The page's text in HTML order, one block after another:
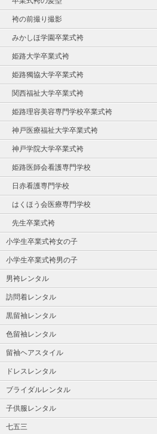
袴の前撮り撮影
みかしほ学園卒業式袴
姫路大学卒業式袴
姫路獨協大学卒業式袴
関西福祉大学卒業式袴
姫路理容美容専門学校卒業式袴
神戸医療福祉大学卒業式袴
神戸学院大学卒業式袴
姫路医師会看護専門学校
日赤看護専門学校
はくほう会医療専門学校
先生卒業式袴
小学生卒業式袴女の子
小学生卒業式袴男の子
男袴レンタル
訪問着レンタル
黒留袖レンタル
色留袖レンタル
留袖ヘアスタイル
ドレスレンタル
ブライダルレンタル
子供服レンタル
七五三